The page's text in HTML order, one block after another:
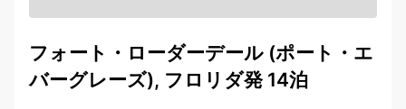
フォート・ローダーデール (ポート・エ
バーグレーズ), フロリダ発 14泊